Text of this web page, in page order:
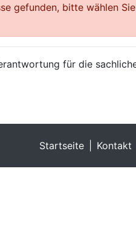
gefunden, bitte wählen
für die
Startseite Kontakt